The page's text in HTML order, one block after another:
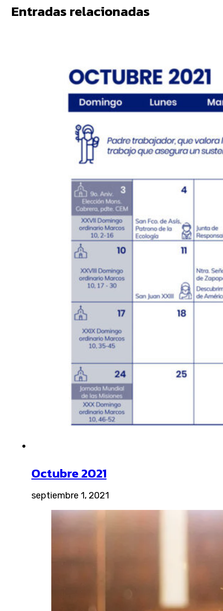
Entradas relacionadas
Octubre 2021
septiembre 1, 2021